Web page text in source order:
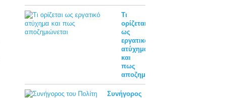
Τι
ορίζεται
ως
εργατικό
ατύχημα
και
πως
αποζημιώνεται
Συνήγορος